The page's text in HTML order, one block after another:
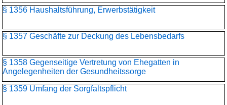
§ 1356 Haushaltsführung, Erwerbstätigkeit
§ 1357 Geschäfte zur Deckung des Lebensbedarfs
§ 1358 Gegenseitige Vertretung von Ehegatten in
Angelegenheiten der Gesundheitssorge
§ 1359 Umfang der Sorgfaltspflicht